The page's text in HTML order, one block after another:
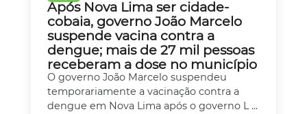
Após Nova Lima ser cidade-
cobaia, governo João Marcelo
suspende vacina contra a
dengue; mais de 27 mil pessoas
receberam a dose no município
O governo João Marcelo suspendeu
temporariamente a vacinação contra a
dengue em Nova Lima após o governo L ...